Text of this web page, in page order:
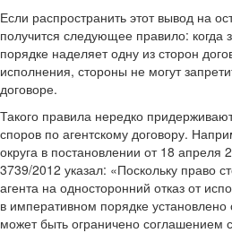
Если распространить этот вывод на
получится следующее правило: когда
порядке наделяет одну из сторон
исполнения, стороны не могут
договоре.
Такого правила нередко
споров по агентскому договору.
округа в постановлении от 18
3739/2012 указал: «Поскольку право
агента на односторонний отказ от
в императивном порядке
может быть ограничено соглашением